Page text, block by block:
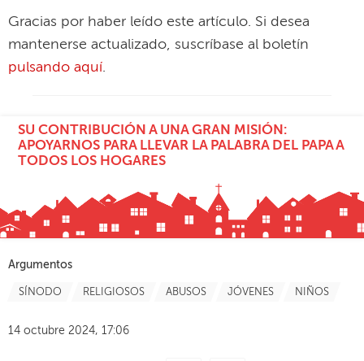
Gracias por haber leído este artículo. Si desea
mantenerse actualizado, suscríbase al boletín
pulsando aquí.
SU CONTRIBUCIÓN A UNA GRAN MISIÓN:
APOYARNOS PARA LLEVAR LA PALABRA DEL PAPA A
TODOS LOS HOGARES
Argumentos
SÍNODO RELIGIOSOS ABUSOS JÓVENES NIÑOS
14 octubre 2024, 17:06